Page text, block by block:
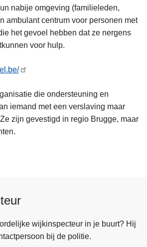
nabije omgeving (familieleden,
ambulant centrum voor personen met
het gevoel hebben dat ze nergens
voor hulp.
die ondersteuning en
iemand met een verslaving maar
zijn gevestigd in regio Brugge, maar
wijkinspecteur in je buurt? Hij
bij de politie.